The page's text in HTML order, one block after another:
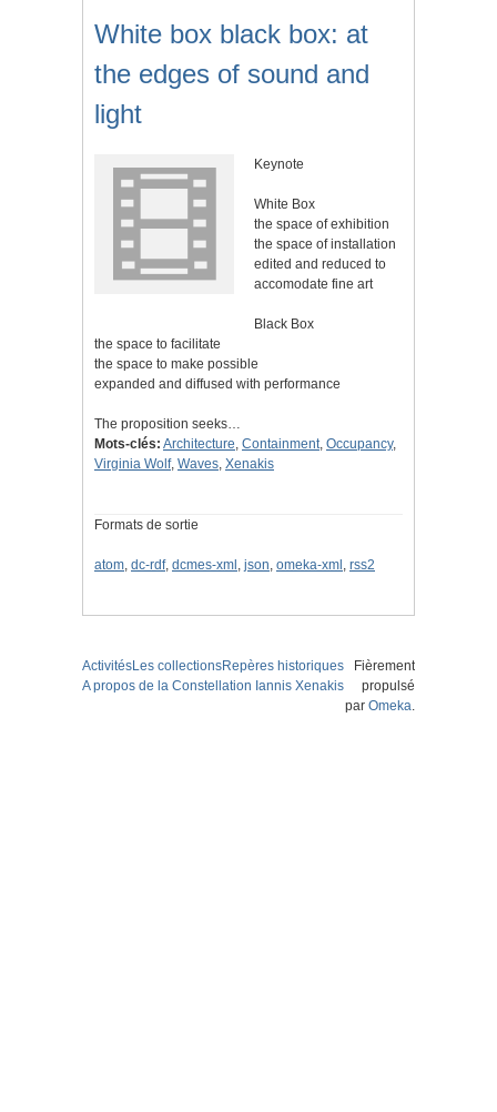
White box black box: at
the edges of sound and
light
Keynote
White Box
the space of exhibition
the space of installation
edited and reduced to
accomodate fine art
Black Box
the space to facilitate
the space to make possible
expanded and diffused with performance
The proposition seeks…
Mots-clés: Architecture, Containment, Occupancy,
Virginia Wolf, Waves, Xenakis
Formats de sortie
atom, dc-rdf, dcmes-xml , json, omeka-xml , rss2
ActivitésLes collectionsRepères historiques
A propos de la Constellation Iannis Xenakis
Fièrement
propulsé
par Omeka.